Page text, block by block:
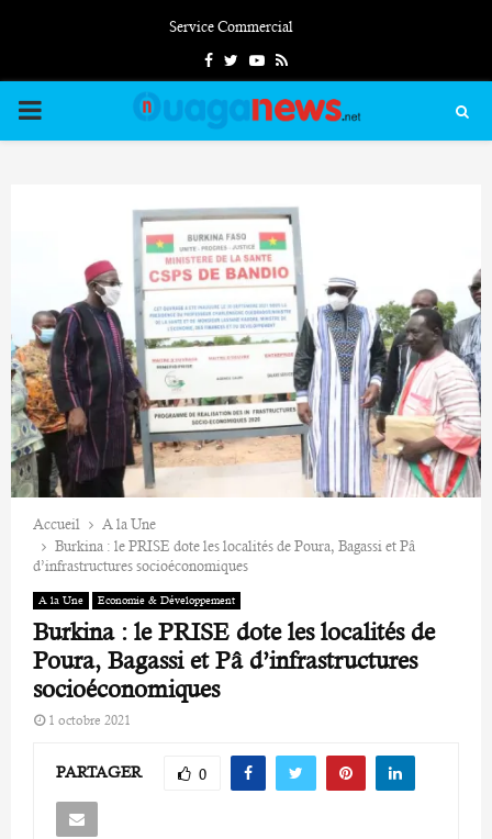
Service Commercial
FacebookTwitterYoutube
Rss
PRIMARY
Accueil
A la Une
Burkina : le PRISE dote les localités de Poura, Bagassi et Pâ
d’infrastructures socioéconomiques
A la Une Economie & Développement
Burkina : le PRISE dote les localités de
Poura, Bagassi et Pâ d’infrastructures
socioéconomiques
1 octobre 2021
PARTAGER 0